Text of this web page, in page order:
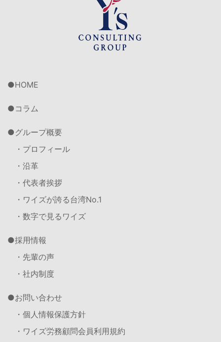
HOME
コラム
グループ概要
・プロフィール
・沿革
・代表者挨拶
・ワイズが誇る台湾No.1
・数字で見るワイズ
採用情報
・先輩の声
・社内制度
お問い合わせ
・個人情報保護方針
・ワイズ労務顧問会員利用規約